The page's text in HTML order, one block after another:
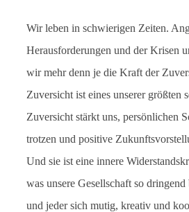
Wir leben in schwierigen Zeiten.
Herausforderungen und der Krisen
wir mehr denn je die Kraft der
Zuversicht ist eines unserer größten
Zuversicht stärkt uns, persönlichen
trotzen und positive
Und sie ist eine innere
was unsere Gesellschaft so dringend
und jeder sich mutig, kreativ und